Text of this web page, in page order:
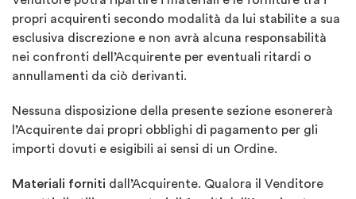
propri acquirenti secondo modalità da lui stabilite a sua
esclusiva discrezione e non avrà alcuna responsabilità
nei confronti dell’Acquirente per eventuali ritardi o
annullamenti da ciò derivanti.
Nessuna disposizione della presente sezione esonererà
l’Acquirente dai propri obblighi di pagamento per gli
importi dovuti e esigibili ai sensi di un Ordine.
Materiali forniti dall’Acquirente. Qualora il Venditore